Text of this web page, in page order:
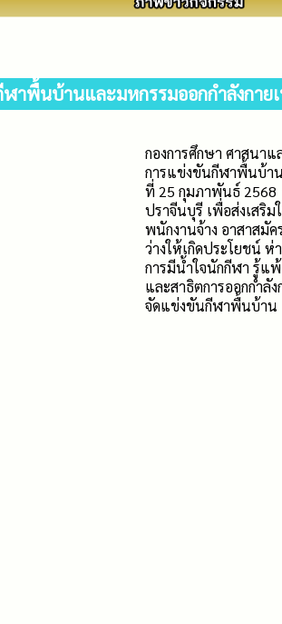
ฬาพื้นบ้านและมหกรรมออกกำลังกา
กองการศึกษา ศาสนา
การแข่งขันกีฬาพื้นบ้า
ที่ 25 กุมภาพันธ์ 2568
ปราจีนบุรี เพื่อส่งเสริ
พนักงานจ้าง อาสาสมั
ว่างให้เกิดประโยชน์
การมีน้ำใจนักกีฬา รู้แ
และสาธิตการออกกำลั
จัดแข่งขันกีฬาพื้นบ้าน